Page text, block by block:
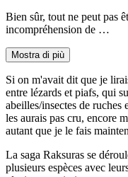
Bien sûr, tout ne peut pas
incompréhension de …
Mostra di più
Si on m'avait dit que je
entre lézards et piafs, qui
abeilles/insectes de ruches
les aurais pas cru, encore
autant que je le fais
La saga Raksuras se
plusieurs espèces avec